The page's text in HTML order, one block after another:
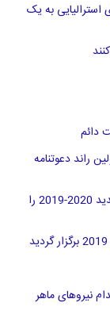
استرالیایی به یک
دائم
راند دعوتنامه
اداره مهاجرت استرالیا ظرفیت مشاغل سال مالی جدید 2020-2019 را
نیروهای ماهر